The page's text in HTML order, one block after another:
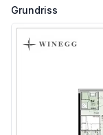
Grundriss